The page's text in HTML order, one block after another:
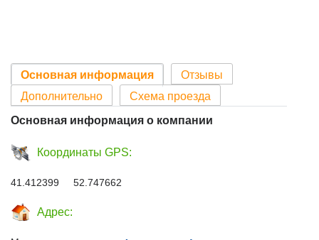
Основная информация
Отзывы
Дополнительно
Схема проезда
Основная информация о компании
Координаты GPS:
41.412399 52.747662
Адрес: